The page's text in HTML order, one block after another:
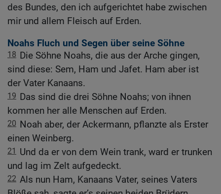
des Bundes, den ich aufgerichtet habe zwischen
mir und allem Fleisch auf Erden.
Noahs Fluch und Segen über seine Söhne
18 Die Söhne Noahs, die aus der Arche gingen,
sind diese: Sem, Ham und Jafet. Ham aber ist
der Vater Kanaans.
19 Das sind die drei Söhne Noahs; von ihnen
kommen her alle Menschen auf Erden.
20 Noah aber, der Ackermann, pflanzte als Erster
einen Weinberg.
21
Und da er von dem Wein trank, ward er trunken
und lag im Zelt aufgedeckt.
22 Als nun Ham, Kanaans Vater, seines Vaters